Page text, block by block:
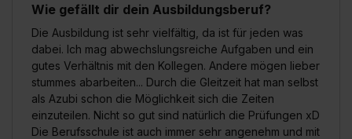
Wie gefällt dir dein Ausbildungsberuf?
Die Ausbildung ist sehr vielfältig, da ist für jeden was
dabei. Ich mag abwechslungsreiche Aufgaben und ein
gutes Verhältnis mit den Kollegen. Andere mögen lieber
stummes abarbeiten... Durch die Gleitzeit hat man selbst
als Azubi schon die Möglichkeit sich die Zeiten
einzuteilen. Nicht so gut sind natürlich die Prüfungen xD
Die Berufsschule ist auch immer sehr angenehm und mit